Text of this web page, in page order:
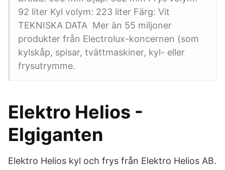
92 liter Kyl volym: 223 liter Färg: Vit
TEKNISKA DATA Mer än 55 miljoner
produkter från Electrolux-koncernen (som
kylskåp, spisar, tvättmaskiner, kyl- eller
frysutrymme.
Elektro Helios -
Elgiganten
Elektro Helios kyl och frys från Elektro Helios AB.